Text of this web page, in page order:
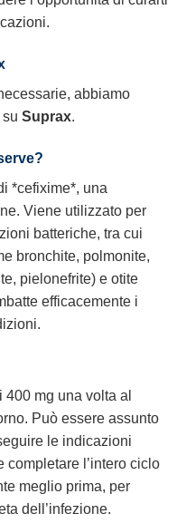
abbiamo
Suprax.
*cefixime*, una
Viene utilizzato per
batteriche, tra cui
bronchite, polmonite,
pielonefrite) e otite
efficacemente i
mg una volta al
Può essere assunto
le indicazioni
completare l’intero ciclo
meglio prima, per
dell’infezione.